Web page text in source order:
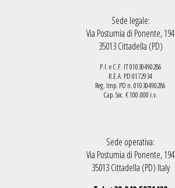
Sede legale:
Via Postumia di Ponente, 194
35013 Cittadella (PD)
P.I. e C.F. IT 01030490286
R.E.A. PD 0172934
Reg. Imp. PD n. 01030490286
Cap. Soc. € 100.000 i.v.
Sede operativa:
Via Postumia di Ponente, 194
35013 Cittadella (PD) Italy